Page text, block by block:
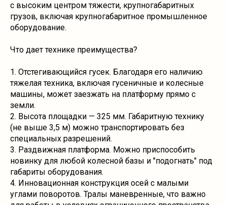
с высоким центром тяжести, крупногабаритных
грузов, включая крупногабаритное промышленное
оборудование.
Что дает технике преимущества?
1. Отстегивающийся гусек. Благодаря его наличию
тяжелая техника, включая гусеничные и колесные
машины, может заезжать на платформу прямо с
земли.
2. Высота площадки — 325 мм. Габаритную технику
(не выше 3,5 м) можно транспортировать без
специальных разрешений.
3. Раздвижная платформа. Можно приспособить
новинку для любой колесной базы и "подогнать" под
габариты оборудования.
4. Инновационная конструкция осей с малыми
углами поворотов. Тралы маневренные, что важно